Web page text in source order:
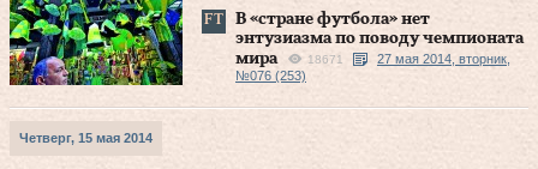
В «стране футбола» нет
энтузиазма по поводу чемпионата
мира
18671
27 мая 2014, вторник,
№076 (253)
Четверг, 15 мая 2014